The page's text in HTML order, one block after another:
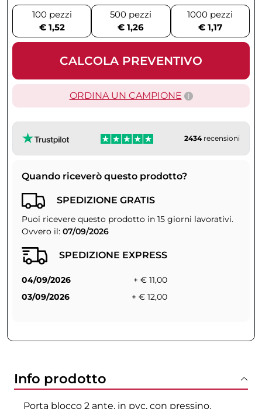
100 pezzi
€ 1,52
500 pezzi
€ 1,26
1000 pezzi
€ 1,17
CALCOLA PREVENTIVO
ORDINA UN CAMPIONE
2434recensioni
Quando riceverò questo prodotto?
SPEDIZIONE GRATIS
Puoi ricevere questo prodotto in 15 giorni lavorativi.
Ovvero il: 07/09/2026
SPEDIZIONE EXPRESS
04/09/2026
+ € 11,00
03/09/2026
+ € 12,00
Info prodotto
Porta blocco 2 ante, in pvc, con pressino.